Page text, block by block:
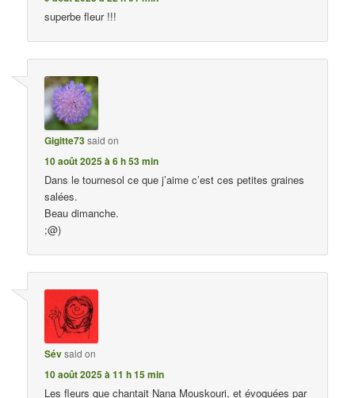
superbe fleur !!!
Gigitte73said on
10 août 2025 à 6 h 53 min
Dans le tournesol ce que j’aime c’est ces petites graines
salées.
Beau dimanche.
;@)
Sévsaid on
10 août 2025 à 11 h 15 min
Les fleurs que chantait Nana Mouskouri, et évoquées par